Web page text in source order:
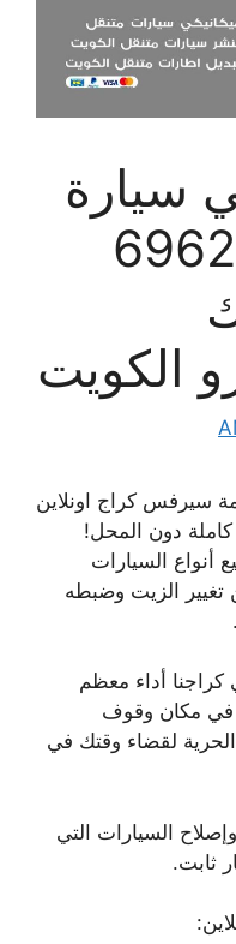
سيارة
الكويت
سيرفس كراج اونلاين
دون المحل!
أنواع السيارات
الزيت وضبطه
كراجنا أداء معظم
في مكان وقوف
لقضاء وقتك في
السيارات التي
ثابت.